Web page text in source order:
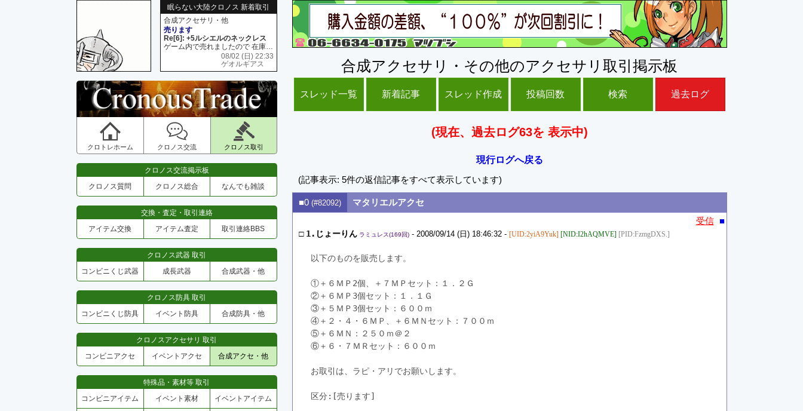
眠らない大陸クロノス 新着取引
合成アクセサリ・他
売ります
Re[6]: +5ルシエルのネックレス
ゲーム内で売れましたので 在庫がネク1 リング4 となります リングのお値段は80G といたします
08/02 (日) 22:33
ゲオルギアス
クロトレホーム クロノス交流 クロノス取引
クロノス交流掲示板
クロノス質問
クロノス総合 なんでも雑談
交換・査定・取引連絡
アイテム交換
アイテム査定 取引連絡BBS
クロノス武器 取引
コンビニくじ武器
成長武器 合成武器・他
クロノス防具 取引
コンビニくじ防具
イベント防具 合成防具・他
クロノスアクセサリ 取引
コンビニアクセ
イベントアクセ 合成アクセ・他
特殊品・素材等 取引
コンビニアイテム
イベント素材 イベントアイテム
合成アクセサリ・その他のアクセサリ取引掲示板
スレッド一覧 新着記事 スレッド作成 投稿回数 検索 過去ログ
(現在、過去ログ63を 表示中)
現行ログへ戻る
(記事表示: 5件の返信記事をすべて表示しています)
■0 (#82092) マタリエルアクセ
受信 ■
□ 1.じょーりん ラミュレス(169回)- 2008/09/14 (日) 18:46:32 - [UID:2yiA9Yuk] [NID:I2hAQMVE] [PID:FzmgDXS.]
以下のものを販売します。
①＋６ＭＰ2個、＋７ＭＰセット：１．２Ｇ
②＋６ＭＰ3個セット：１．１Ｇ
③＋５ＭＰ3個セット：６００ｍ
④＋２・４・６ＭＰ、＋６ＭＮセット：７００ｍ
⑤＋６ＭＮ：２５０ｍ＠２
⑥＋６・７ＭＲセット：６００ｍ
お取引は、ラピ・アリでお願いします。
区分:[売ります]